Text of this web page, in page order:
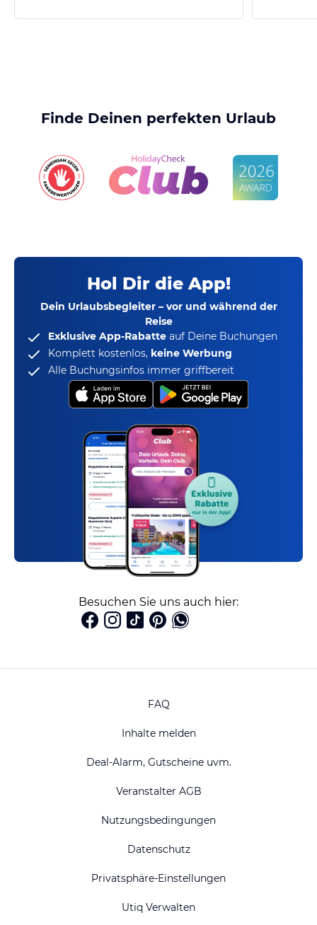
Finde Deinen perfekten Urlaub
Hol Dir die App!
Dein Urlaubsbegleiter – vor und während der
Reise
Exklusive App-Rabatte auf Deine Buchungen
Komplett kostenlos, keine Werbung
Alle Buchungsinfos immer griffbereit
Besuchen Sie uns auch hier:
FAQ
Inhalte melden
Deal-Alarm, Gutscheine uvm.
Veranstalter AGB
Nutzungsbedingungen
Datenschutz
Privatsphäre-Einstellungen
Utiq Verwalten